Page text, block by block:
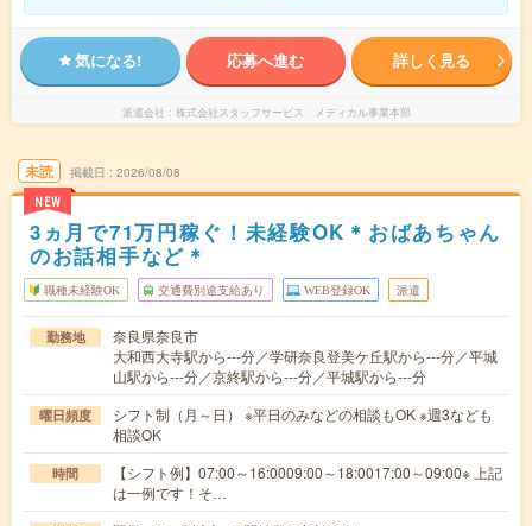
気になる! 応募へ進む 詳しく見る
派遣会社 株式会社スタッフサービス メディカル事業本部
未読
NEW
掲載日 2026/08/08
3ヵ月で71万円稼ぐ！未経験OK＊おばあちゃん
のお話相手など＊
職種未経験OK 交通費別途支給あり WEB登録OK 派遣
勤務地
奈良県奈良市
大和西大寺駅から---分／学研奈良登美ケ丘駅から---分／平城
山駅から---分／京終駅から---分／平城駅から---分
曜日頻度
シフト制（月～日） ※平日のみなどの相談もOK ※週3なども
相談OK
時間
【シフト例】07:00～16:0009:00～18:0017:00～09:00※ 上記
は一例です！そ…